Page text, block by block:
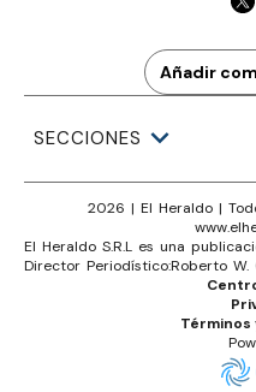
Añadir
SECCIONES
2026 | El Heraldo |
www.
El Heraldo S.R.L es una
Director Periodístico:Roberto W.
Términos